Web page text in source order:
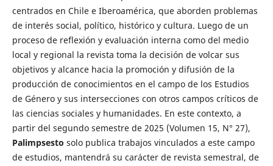
centrados en Chile e Iberoamérica, que aborden problemas
de interés social, político, histórico y cultura. Luego de un
proceso de reflexión y evaluación interna como del medio
local y regional la revista toma la decisión de volcar sus
objetivos y alcance hacia la promoción y difusión de la
producción de conocimientos en el campo de los Estudios
de Género y sus intersecciones con otros campos críticos de
las ciencias sociales y humanidades. En este contexto, a
partir del segundo semestre de 2025 (Volumen 15, N° 27),
Palimpsesto solo publica trabajos vinculados a este campo
de estudios, mantendrá su carácter de revista semestral, de